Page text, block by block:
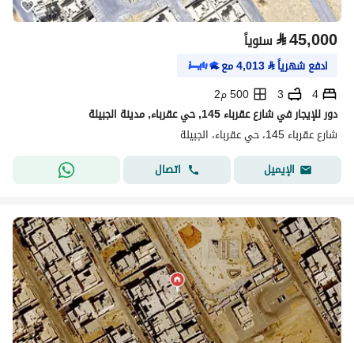
⃁45,000 سنوياً
ادفع شهرياً⃁
4,013مع
4
3
500 م2
دور للإيجار في شارع عقرباء 145, حي عقرباء, مدينة الجبيلة
شارع عقرباء 145، حي عقرباء، الجبيلة
الإيميل
اتصال